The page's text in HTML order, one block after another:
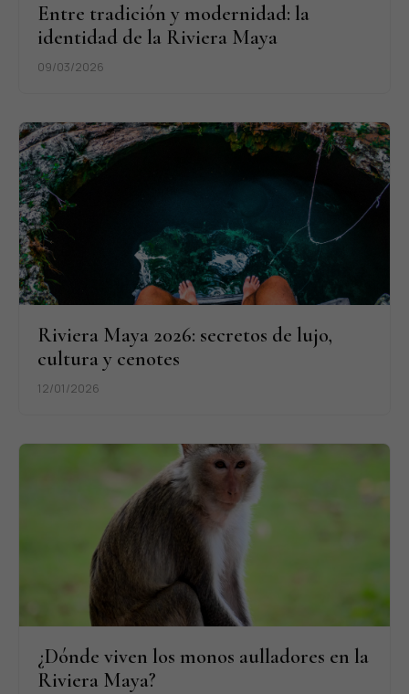
Entre tradición y modernidad: la
identidad de la Riviera Maya
09/03/2026
Riviera Maya 2026: secretos de lujo,
cultura y cenotes
12/01/2026
¿Dónde viven los monos aulladores en la
Riviera Maya?